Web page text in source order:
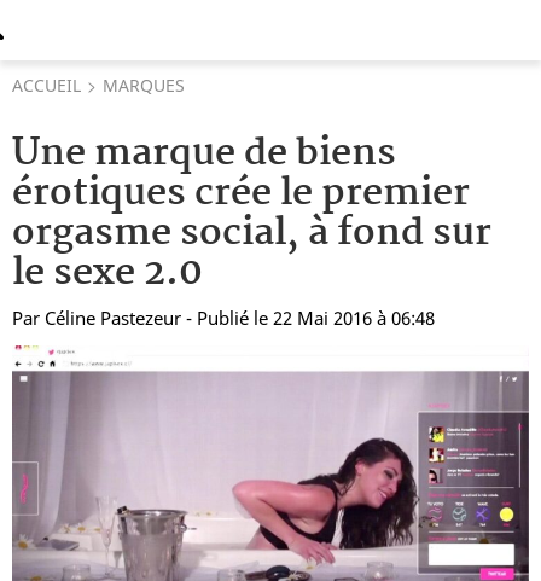
ACCUEIL MARQUES
Une marque de biens
érotiques crée le premier
orgasme social, à fond sur
le sexe 2.0
Par Céline Pastezeur - Publié le 22 Mai 2016 à 06:48